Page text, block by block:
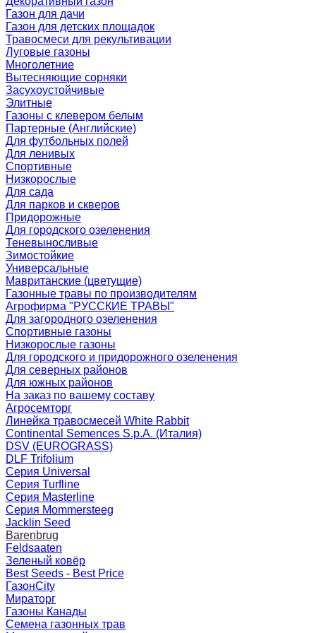
Газон для дачи
Газон для детских площадок
Травосмеси для рекультивации
Луговые газоны
Многолетние
Вытесняющие сорняки
Засухоустойчивые
Элитные
Газоны с клевером белым
Партерные (Английские)
Для футбольных полей
Для ленивых
Спортивные
Низкорослые
Для сада
Для парков и скверов
Придорожные
Для городского озеленения
Теневыносливые
Зимостойкие
Универсальные
Мавританские (цветущие)
Газонные травы по производителям
Агрофирма "РУССКИЕ ТРАВЫ"
Для загородного озеленения
Спортивные газоны
Низкорослые газоны
Для городского и придорожного озеленения
Для северных районов
Для южных районов
На заказ по вашему составу
Агросемторг
Линейка травосмесей White Rabbit
Continental Semences S.p.A. (Италия)
DSV (EUROGRASS)
DLF Trifolium
Серия Universal
Серия Turfline
Серия Masterline
Серия Mommersteeg
Jacklin Seed
Barenbrug
Feldsaaten
Зеленый ковёр
Best Seeds - Best Price
ГазонCity
Мираторг
Газоны Канады
Семена газонных трав